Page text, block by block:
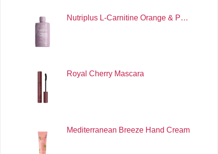
Nutriplus L-Carnitine Orange & P…
Royal Cherry Mascara
Mediterranean Breeze Hand Cream